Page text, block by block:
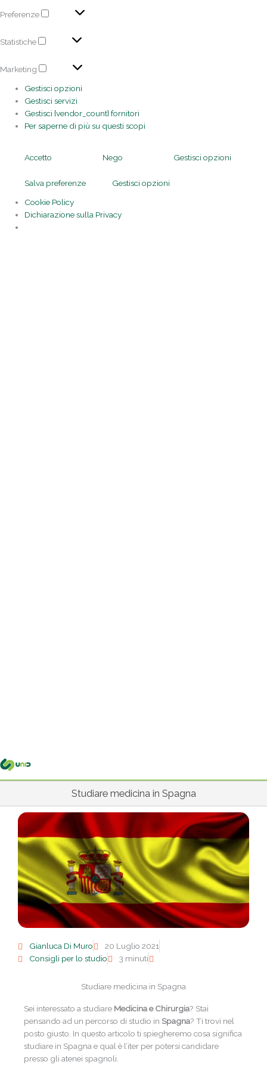
Preferenze
Statistiche
Marketing
Gestisci opzioni
Gestisci servizi
Gestisci {vendor_count} fornitori
Per saperne di più su questi scopi
Accetto Nego Gestisci opzioni
Salva preferenze
Gestisci opzioni
Cookie Policy
Dichiarazione sulla Privacy
Studiare medicina in Spagna
Gianluca Di Muro
20 Luglio 2021
Consigli per lo studio
3 minuti
Studiare medicina in Spagna
Sei interessato a studiare Medicina e Chirurgia? Stai
pensando ad un percorso di studio in Spagna? Ti trovi nel
posto giusto. In questo articolo ti spiegheremo cosa significa
studiare in Spagna e qual è l’iter per potersi candidare
presso gli atenei spagnoli.